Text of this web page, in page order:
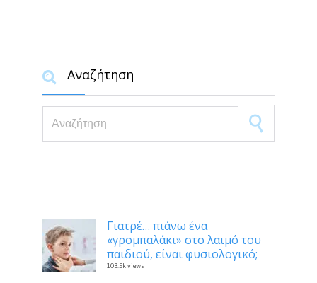
 Αναζήτηση
Γιατρέ… πιάνω ένα
«γρομπαλάκι» στο λαιμό του
παιδιού, είναι φυσιολογικό;
103.5k views